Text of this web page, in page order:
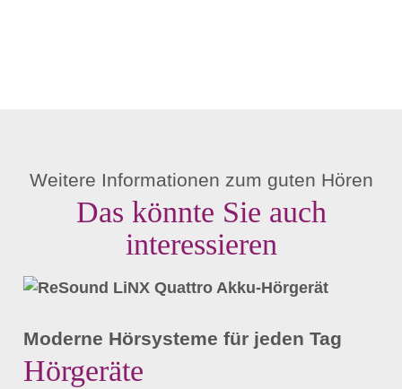
Weitere Informationen zum guten Hören
Das könnte Sie auch
interessieren
Moderne Hörsysteme für jeden Tag
Hörgeräte